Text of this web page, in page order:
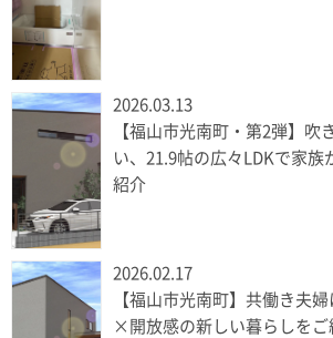
2026.03.13
【福山市光南町・第2弾】吹
い、21.9帖の広々LDKで家族
紹介
2026.02.17
【福山市光南町】共働き夫
×開放感の新しい暮らしをご